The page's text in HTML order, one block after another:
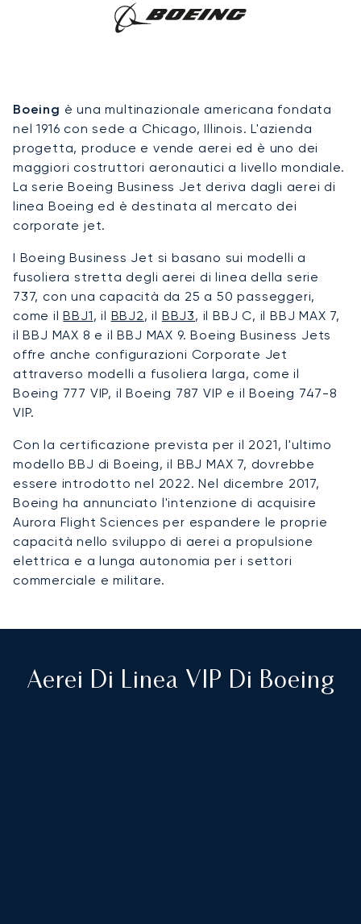
Boeing è una multinazionale americana fondata
nel 1916 con sede a Chicago, Illinois. L'azienda
progetta, produce e vende aerei ed è uno dei
maggiori costruttori aeronautici a livello mondiale.
La serie Boeing Business Jet deriva dagli aerei di
linea Boeing ed è destinata al mercato dei
corporate jet.
I Boeing Business Jet si basano sui modelli a
fusoliera stretta degli aerei di linea della serie
737, con una capacità da 25 a 50 passeggeri,
come ilBBJ1, il BBJ2, il BBJ3, il BBJ C, il BBJ MAX 7,
il BBJ MAX 8 e il BBJ MAX 9. Boeing Business Jets
offre anche configurazioni Corporate Jet
attraverso modelli a fusoliera larga, come il
Boeing 777 VIP, il Boeing 787 VIP e il Boeing 747-8
VIP.
Con la certificazione prevista per il 2021, l'ultimo
modello BBJ di Boeing, il BBJ MAX 7, dovrebbe
essere introdotto nel 2022. Nel dicembre 2017,
Boeing ha annunciato l'intenzione di acquisire
Aurora Flight Sciences per espandere le proprie
capacità nello sviluppo di aerei a propulsione
elettrica e a lunga autonomia per i settori
commerciale e militare.
Aerei Di Linea VIP Di Boeing